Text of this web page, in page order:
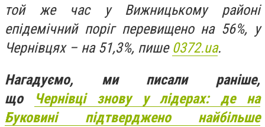
той же час у Вижницькому районі
епідемічний поріг перевищено на 56%, у
Чернівцях – на 51,3%, пише 0372.ua.
Нагадуємо, ми писали раніше,
що
Чернівці знову у лідерах: де на
Буковині підтверджено найбільше